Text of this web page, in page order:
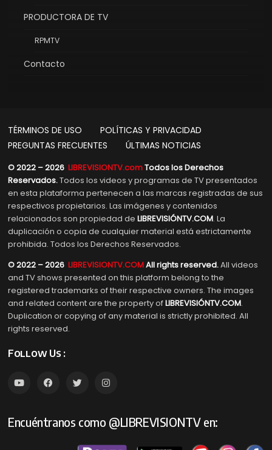
PRODUCTORA DE TV
RPMTV
Contacto
TÉRMINOS DE USO
POLÍTICAS Y PRIVACIDAD
PREGUNTAS FRECUENTES
ÚLTIMAS NOTICIAS
© 2022 – 2026LIBREVISIONTV.comTodos los Derechos
Reservados.Todos los videos y programas de TV presentados
en esta plataforma pertenecen a las marcas registradas de sus
respectivos propietarios. Las imágenes y contenidos
relacionados son propiedad deLIBREVISIÓNTV.COM. La
duplicación o copia de cualquier material está estrictamente
prohibida. Todos los Derechos Reservados.
© 2022 – 2026LIBREVISIONTV.COMAll rights reserved.All videos
and TV shows presented on this platform belong to the
registered trademarks of their respective owners. The images
and related content are the property ofLIBREVISIÓNTV.COM.
Duplication or copying of any material is strictly prohibited. All
rights reserved.
Follow Us :
Encuéntranos como @LIBREVISIONTV en: